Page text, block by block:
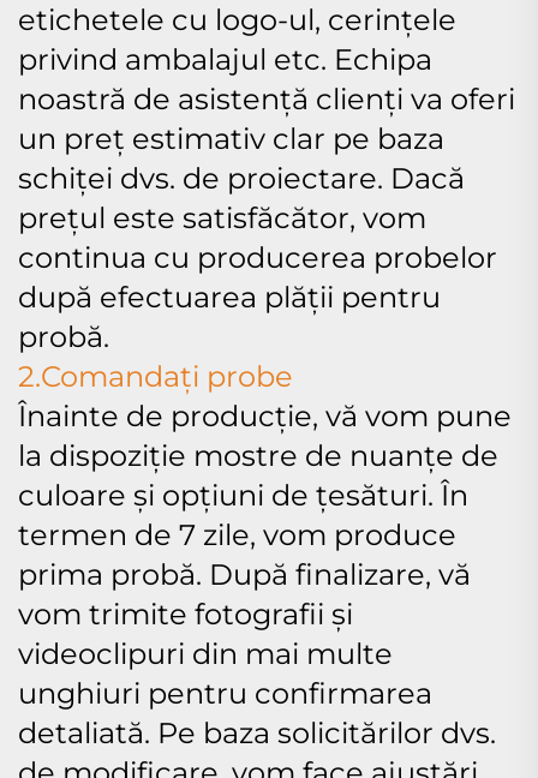
etichetele cu logo-ul, cerințele
privind ambalajul etc. Echipa
noastră de asistență clienți va oferi
un preț estimativ clar pe baza
schiței dvs. de proiectare. Dacă
prețul este satisfăcător, vom
continua cu producerea probelor
după efectuarea plății pentru
probă.
2.Comandați probe
Înainte de producție, vă vom pune
la dispoziție mostre de nuanțe de
culoare și opțiuni de țesături. În
termen de 7 zile, vom produce
prima probă. După finalizare, vă
vom trimite fotografii și
videoclipuri din mai multe
unghiuri pentru confirmarea
detaliată. Pe baza solicitărilor dvs.